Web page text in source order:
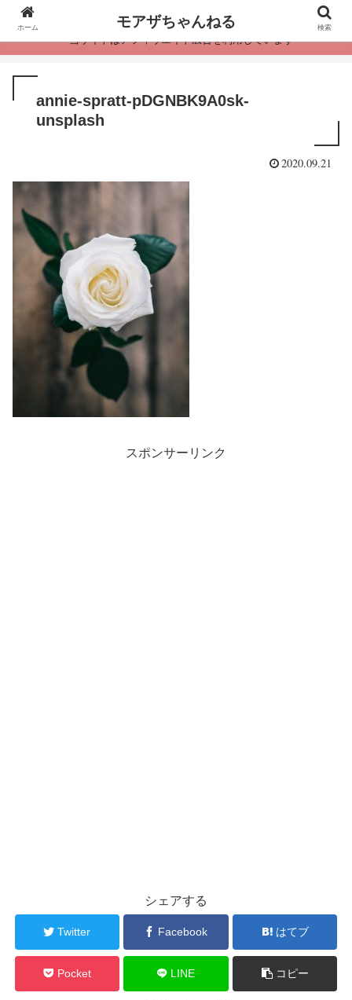
・当サイトはアフィリエイト広告を利用しています
annie-spratt-pDGNBK9A0sk-
unsplash
2020.09.21
スポンサーリンク
シェアする
Twitter Facebook はてブ
Pocket LINE コピー
ホーム モアザちゃんねる 検索